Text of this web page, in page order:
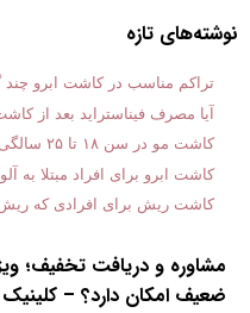
نوشته‌های تازه
تراکم مناسب در کاشت ابرو
آیا مصرف فیناستراید بعد از
کاشت مو در سن ۱۸ تا ۲۵ سالگی؛ مناسب است یا نه؟
کاشت ابرو برای افراد مبتلا به
کاشت ریش برای افرادی که ریش
مشاوره و دریافت تخفیف؛
ضعیف امکان دارد؟ – کلینیک